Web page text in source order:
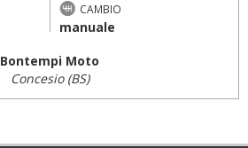
CAMBIO
manuale
Bontempi Moto
Concesio (BS)